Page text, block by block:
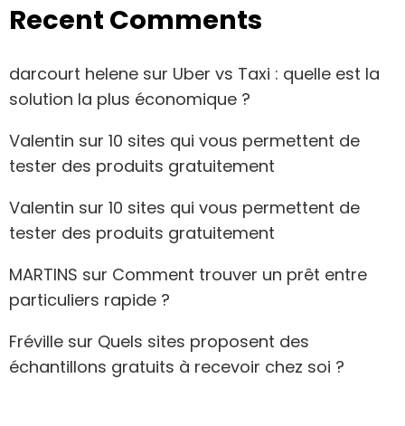
Recent Comments
darcourt helene sur Uber vs Taxi : quelle est la
solution la plus économique ?
Valentin sur 10 sites qui vous permettent de
tester des produits gratuitement
Valentin sur 10 sites qui vous permettent de
tester des produits gratuitement
MARTINS sur Comment trouver un prêt entre
particuliers rapide ?
Fréville sur Quels sites proposent des
échantillons gratuits à recevoir chez soi ?